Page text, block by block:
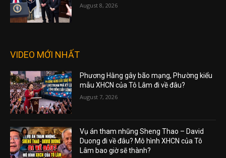
August 8, 2026
VIDEO MỚI NHẤT
Phương Hằng gây bão mạng, Phường kiểu
mẫu XHCN của Tô Lâm đi về đâu?
August 7, 2026
Vụ án tham nhũng Sheng Thao – David
Duong đi về đâu? Mô hình XHCN của Tô
Lâm bao giờ sẽ thành?